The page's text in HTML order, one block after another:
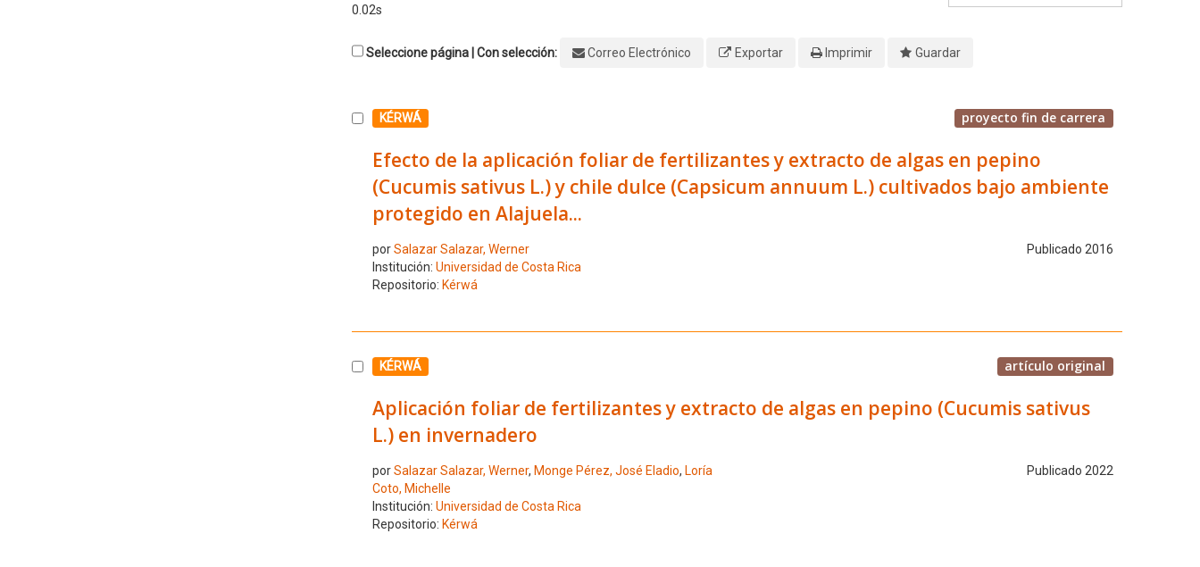
0.02s
Seleccione página | Con selección: Correo Electrónico Exportar Imprimir Guardar
Seleccione el número de resultado 1
KÉRWÁ proyecto fin de carrera
Efecto de la aplicación foliar de fertilizantes y extracto de algas en pepino
(Cucumis sativus L.) y chile dulce (Capsicum annuum L.) cultivados bajo ambiente
protegido en Alajuela...
porSalazar Salazar, Werner
Publicado 2016
Institución: Universidad de Costa Rica
Repositorio: Kérwá
Seleccione el número de resultado 2
KÉRWÁ artículo original
Aplicación foliar de fertilizantes y extracto de algas en pepino (Cucumis sativus
L.) en invernadero
porSalazar Salazar, Werner, Monge Pérez, José Eladio, Loría
Coto, Michelle
Publicado 2022
Institución: Universidad de Costa Rica
Repositorio: Kérwá